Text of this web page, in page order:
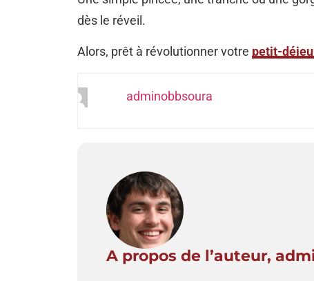
dès le réveil.
Alors, prêt à révolutionner votre petit-
adminobbsoura
A propos de l’auteur,